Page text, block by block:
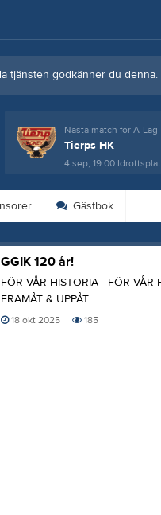
tjänsten godkänner du denna.
Nästa match för A-Lag
Tierps HK
4 sep, 19:00
Gästbok
GGIK 120 år!
FÖR VÅR HISTORIA - FÖR VÅR
FRAMÅT & UPPÅT
18 okt 2025 185